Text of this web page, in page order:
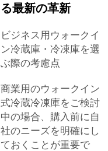
る最新の革新
ビジネス用ウォークイ
ン冷蔵庫・冷凍庫を選
ぶ際の考慮点
商業用のウォークイン
式冷蔵冷凍庫をご検討
中の場合、購入前に自
社のニーズを明確にし
ておくことが重要で